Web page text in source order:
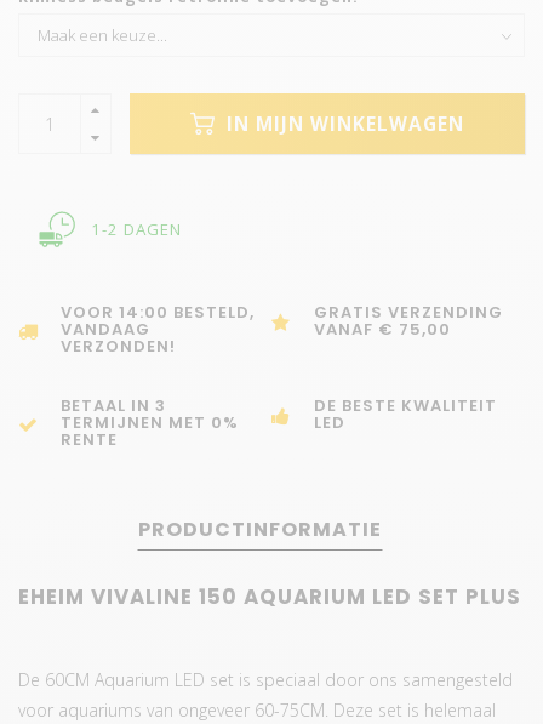
IN MIJN WINKELWAGEN
1-2 DAGEN
VOOR 14:00 BESTELD,
VANDAAG
VERZONDEN!
GRATIS VERZENDING
VANAF € 75,00
BETAAL IN 3
TERMIJNEN MET 0%
RENTE
DE BESTE KWALITEIT
LED
PRODUCTINFORMATIE
EHEIM VIVALINE 150 AQUARIUM LED SET PLUS
De 60CM Aquarium LED set is speciaal door ons samengesteld
voor aquariums van ongeveer 60-75CM. Deze set is helemaal